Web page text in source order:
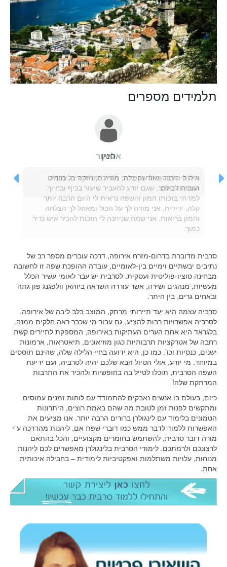
תלמידים מספרים
אליאור
היה לי הרבה מזל שקיבלתי מורה כמו ידידיה, ברמה
הגבוהה ביותר, שגם יודע להעביר שיעור בכיף ובחיוך.
למדתי בזכותו המון והשפה נראית לי היום הרבה יותר
קלה. ידידיה, אני מודה לך על הכול ומאחל לך הצלחה
והמון בריאות. אני שמח שניתנה לי הזכות להכיר איש נדיר
כמוך.
סרבית מדוברת בדרום-מזרח אירופה, דרכה עוברים מספר רב של
נתיבים יבשתיים וימיים בין-לאומיים, עובדה ההופכת שפה זו לחשובה
מבחינה סוציו-פוליטית ועסקית. לסרבית יש עבר לאומי עשיר הכלל
מעשיות, מנהגים ושירה, אשר עוררה השראה ביוהאן וולפגנג פון גתה
ובאחים גרים, בין היתר.
סרביה עצמה היא יעד תיירותי מרתק, המוצב בלב ליבה של אירופה.
לסרביה אפשרויות רבות להציע, גם עבור מי שכבר ראה חלקים ממנה.
בלגראד היא אחת הערים העתיקות באירופה, המספקת לתיירים קשת
רחבה של אטרקציות תרבותיות כגון מוזיאונים, תיאטראות, ארמונות
ישנים, כנסיות וכו’. כמו כן, היא ידועה בחיי הלילה שלה, שהינם תוססים
במיוחד. מי יודע, אולי הטיול הבא שלכם יהיה לסרביה, ועם ידיעת
השפה הסרבית, תוכלו לטייל בה בחופשיות ולהכיר את התרבות
המרתקת שלה!
כיום, בעולם בו אנשים נאבקים להתמודד עם לוחות זמנים עמוסים
ומתקשים לפנות זמן לטובת מה שהם באמת רוצים, היתרונות
הטמונים בלימוד עם לינגולרן ברורים הרבה יותר. אנו מציעים את
האפשרות ללמוד לדבר ממש כמו דוברי שפת אם, ליהנות מהדרכה ע”י
מורה דובר סרבית, להשתמש בחומרים מקצועיים, והכל בהתאם
לרצונכם ולרמתכם. לימודי הסרבית בלינגולרן מאפשרים לכם ליהנות
מנוחות, עלויות משתלמות ואפקטיביות לימודית – בחבילה איכותית
אחת.